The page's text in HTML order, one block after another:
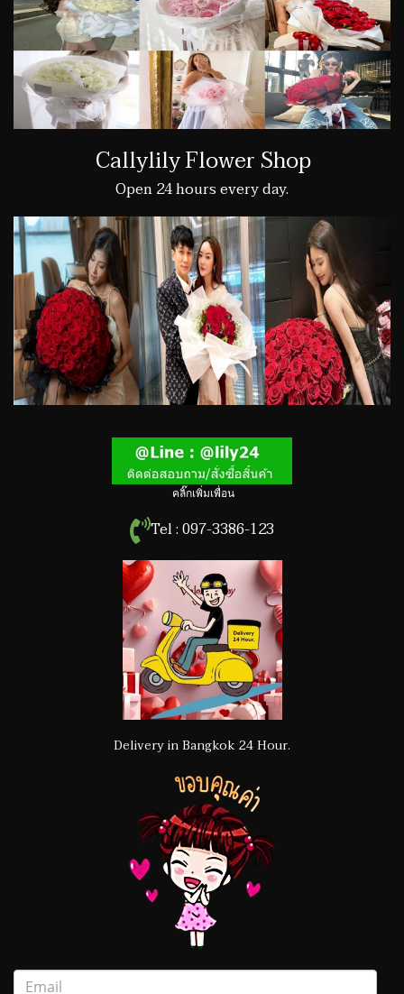
Callylily Flower Shop
Open 24 hours every day.
คลิ๊กเพิ่มเพื่อน
Tel : 097-3386-123
Delivery in Bangkok 24 Hour.